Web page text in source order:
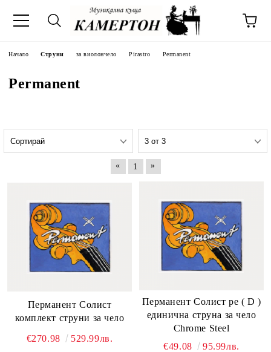
Начало Струни за виолончело Pirastro Permanent
Permanent
« 1 »
Перманент Солист
комплект струни за чело
€270.98 529.99лв.
Перманент Солист ре ( D )
единична струнa за чело
Chrome Steel
€49.08
95.99лв.